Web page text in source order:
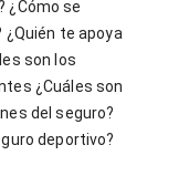
¿Cómo se
¿Quién te apoya
son los
¿Cuáles son
del seguro?
deportivo?